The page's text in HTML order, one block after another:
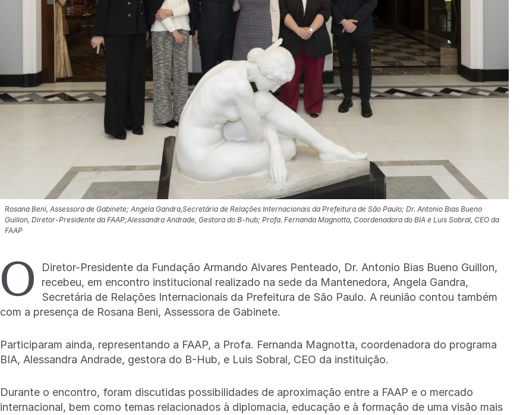
Rosana Beni, Assessora de Gabinete; Angela Gandra,Secretária de Relações Internacionais da Prefeitura de São Paulo; Dr. Antonio Bias Bueno
Guillon, Diretor-Presidente da FAAP;Alessandra Andrade, Gestora do B-hub; Profa. Fernanda Magnotta, Coordenadora do BIA e Luis Sobral, CEO da
FAAP
O
Diretor-Presidente da Fundação Armando Alvares Penteado, Dr. Antonio Bias Bueno Guillon,
recebeu, em encontro institucional realizado na sede da Mantenedora, Angela Gandra,
Secretária de Relações Internacionais da Prefeitura de São Paulo. A reunião contou também
com a presença de Rosana Beni, Assessora de Gabinete.
Participaram ainda, representando a FAAP, a Profa. Fernanda Magnotta, coordenadora do programa
BIA, Alessandra Andrade, gestora do B-Hub, e Luis Sobral, CEO da instituição.
Durante o encontro, foram discutidas possibilidades de aproximação entre a FAAP e o mercado
internacional, bem como temas relacionados à diplomacia, educação e à formação de uma visão mais